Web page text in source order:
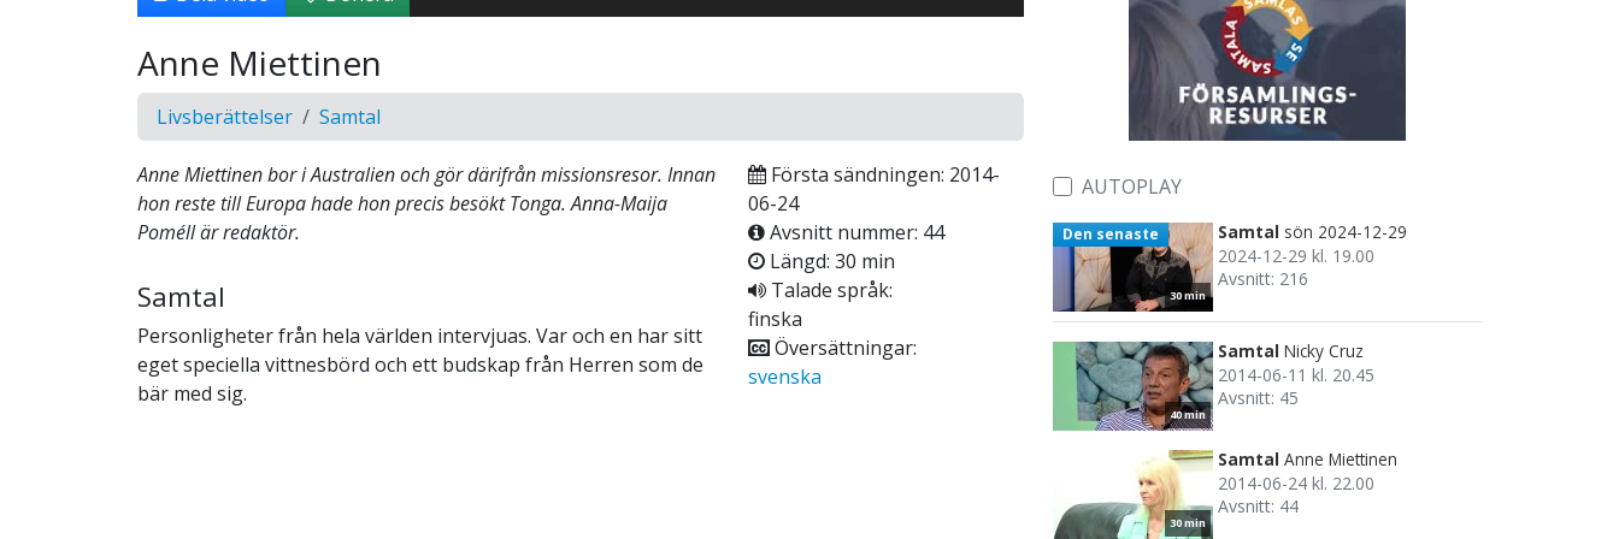
Anne Miettinen
Livsberättelser Samtal
Anne Miettinen bor i Australien och gör därifrån missionsresor. Innan
hon reste till Europa hade hon precis besökt Tonga. Anna-Maija
Poméll är redaktör.
Samtal
Personligheter från hela världen intervjuas. Var och en har sitt
eget speciella vittnesbörd och ett budskap från Herren som de
bär med sig.
Första sändningen: 2014-
06-24
Avsnitt nummer: 44
Längd: 30 min
Talade språk:
finska
Översättningar:
svenska
AUTOPLAY
30 min
Den senaste Samtal sön 2024-12-29
2024-12-29 kl. 19.00
Avsnitt: 216
40 min
Samtal Nicky Cruz
2014-06-11 kl. 20.45
Avsnitt: 45
30 min
Samtal Anne Miettinen
2014-06-24 kl. 22.00
Avsnitt: 44